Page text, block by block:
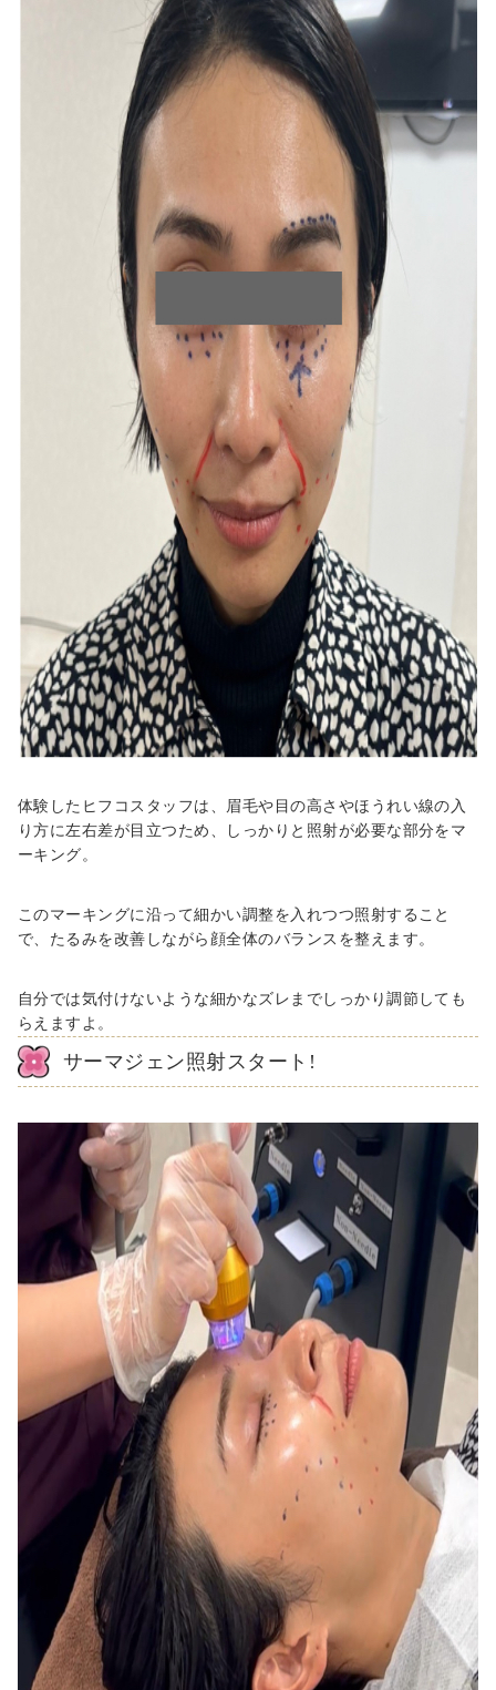
体験したヒフコスタッフは、眉毛や目の高さやほうれい線の入
り方に左右差が目立つため、しっかりと照射が必要な部分をマ
ーキング。
このマーキングに沿って細かい調整を入れつつ照射すること
で、たるみを改善しながら顔全体のバランスを整えます。
自分では気付けないような細かなズレまでしっかり調節しても
らえますよ。
サーマジェン照射スタート!